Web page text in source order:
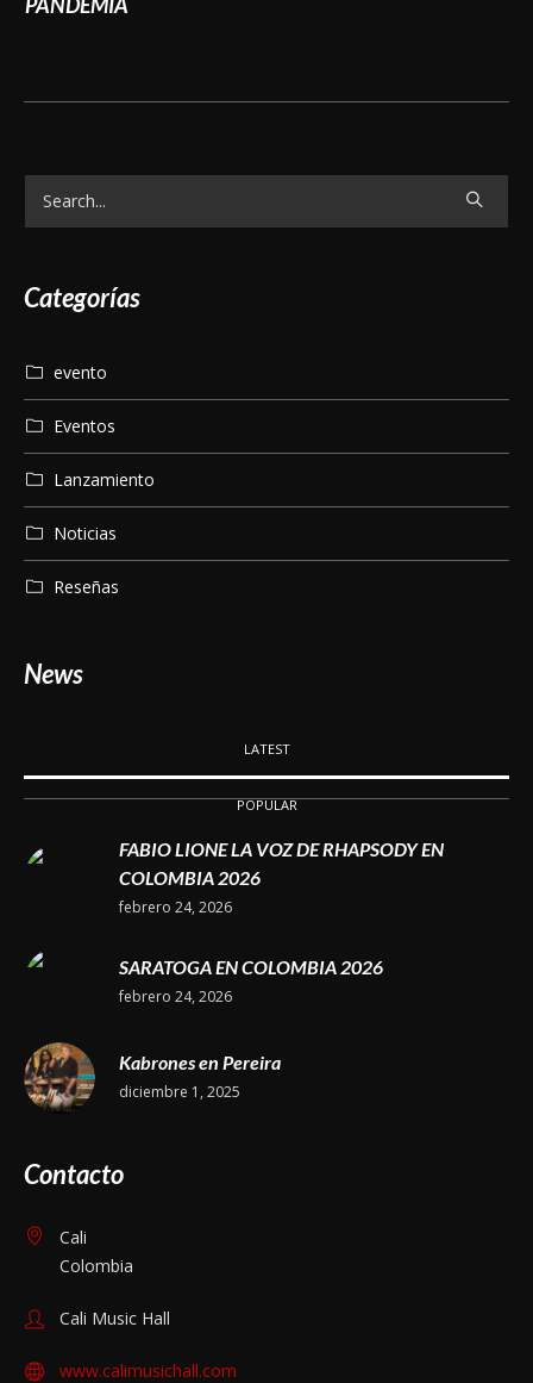
Categorías
evento
Eventos
Lanzamiento
Noticias
Reseñas
News
LATEST
POPULAR
FABIO LIONE LA VOZ DE RHAPSODY EN
COLOMBIA 2026
febrero 24, 2026
SARATOGA EN COLOMBIA 2026
febrero 24, 2026
Kabrones en Pereira
diciembre 1, 2025
Contacto
Cali
Colombia
Cali Music Hall
www.calimusichall.com